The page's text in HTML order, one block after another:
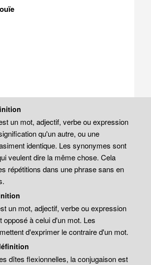
un mot, adjectif, verbe ou expression
qu'un autre, ou une
identique. Les synonymes sont
veulent dire la même chose. Cela
répétitions dans une phrase sans en
un mot, adjectif, verbe ou expression
opposé à celui d'un mot. Les
d'exprimer le contraire d'un mot.
dîtes flexionnelles, la conjugaison est